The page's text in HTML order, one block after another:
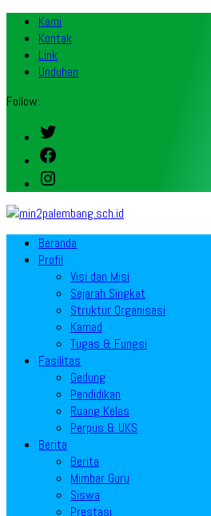
Kami
Kontak
Link
Unduhan
Follow:
Twitter
Facebook
Instagram
Beranda
Profil
Visi dan Misi
Sejarah Singkat
Struktur Organisasi
Kamad
Tugas & Fungsi
Fasilitas
Gedung
Pendidikan
Ruang Kelas
Perpus & UKS
Berita
Berita
Mimbar Guru
Siswa
Prestasi